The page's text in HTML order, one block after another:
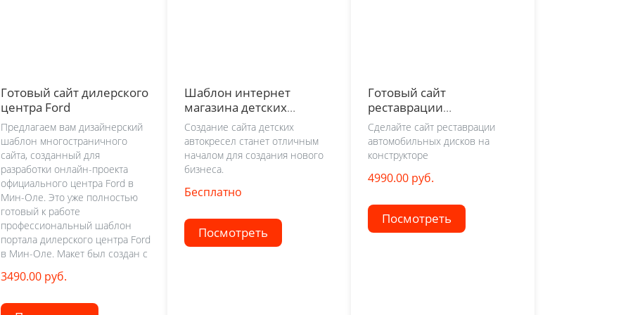
Готовый сайт дилерского
центра Ford
Предлагаем вам дизайнерский
шаблон многостраничного
сайта, созданный для
разработки онлайн-проекта
официального центра Ford в
Мин-Оле. Это уже полностью
готовый к работе
профессиональный шаблон
портала дилерского центра Ford
в Мин-Оле. Макет был создан с
3490.00 руб.
Шаблон интернет
магазина детских
автокресел
Создание сайта детских
автокресел станет отличным
началом для создания нового
бизнеса.
Бесплатно
Посмотреть
Готовый сайт
реставрации
автомобильных дисков
Сделайте сайт реставрации
автомобильных дисков на
конструкторе
4990.00 руб.
Посмотреть